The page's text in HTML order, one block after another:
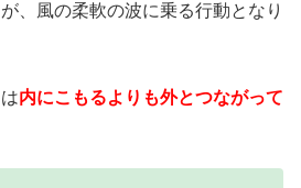
が、風の柔軟の波に乗る行動となり
内にこもるよりも外とつながって